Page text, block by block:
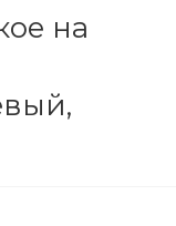
на